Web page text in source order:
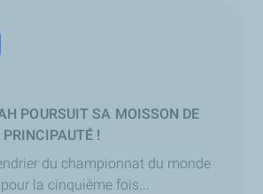
POURSUIT SA MOISSON DE
!
du championnat du monde
la cinquième fois...